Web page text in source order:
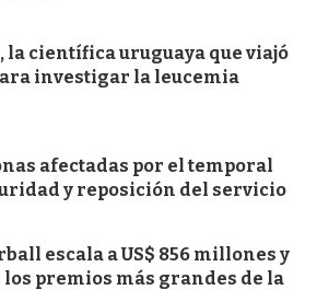
la científica uruguaya que viajó
investigar la leucemia
afectadas por el temporal
y reposición del servicio
escala a US$ 856 millones y
los premios más grandes de la